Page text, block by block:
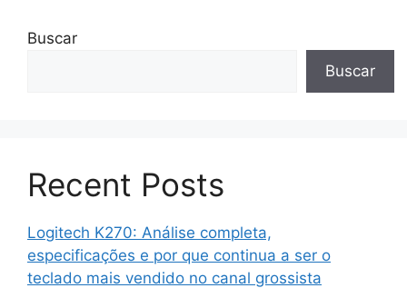
Buscar
Buscar
Recent Posts
Logitech K270: Análise completa,
especificações e por que continua a ser o
teclado mais vendido no canal grossista